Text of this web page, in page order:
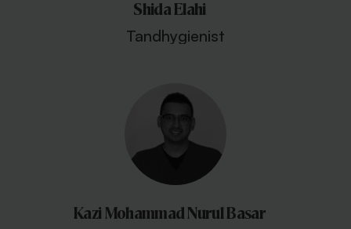
Shida Elahi
Tandhygienist
Kazi Mohammad Nurul Basar